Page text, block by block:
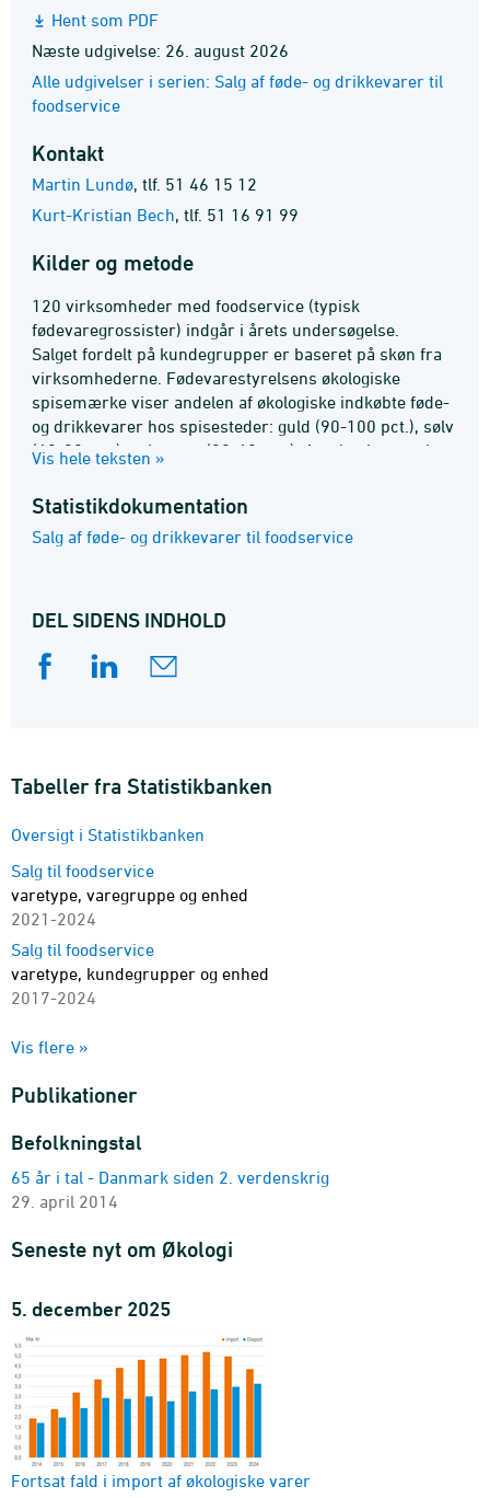
Hent som PDF
Næste udgivelse: 26. august 2026
Alle udgivelser i serien: Salg af føde- og drikkevarer til
foodservice
Kontakt
Martin Lundø tlf. 51 46 15 12
Kurt-Kristian Bech tlf. 51 16 91 99
Kilder og metode
120 virksomheder med foodservice (typisk
fødevaregrossister) indgår i årets undersøgelse.
Salget fordelt på kundegrupper er baseret på skøn fra
virksomhederne. Fødevarestyrelsens økologiske
spisemærke viser andelen af økologiske indkøbte føde-
og drikkevarer hos spisesteder: guld (90-100 pct.), sølv
(60-90 pct.) og bronze (30-60 pct.). Antal spisemærker
Undersøgelsen er gennemført med finansieringsbidrag
Vis hele teksten »
Statistik­dokumentation
Salg af føde- og drikkevarer til foodservice
DEL SIDENS INDHOLD
Tabeller fra Statistikbanken
Oversigt i Statistikbanken
Salg til foodservice
varetype, varegruppe og enhed
2021-2024
Salg til foodservice
varetype, kundegrupper og enhed
2017-2024
vare og enhed
Vis flere »
Publikationer
Befolkningstal
65 år i tal - Danmark siden 2. verdenskrig
29. april 2014
Seneste nyt om Økologi
5. december 2025
Fortsat fald i import af økologiske varer